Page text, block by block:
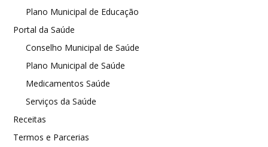
Plano Municipal de Educação
Portal da Saúde
Conselho Municipal de Saúde
Plano Municipal de Saúde
Medicamentos Saúde
Serviços da Saúde
Receitas
Termos e Parcerias